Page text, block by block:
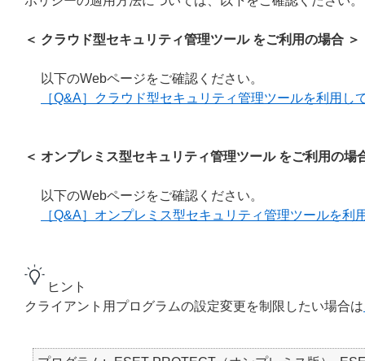
＜ クラウド型セキュリティ管理ツール をご利用の場合 ＞
以下のWebページをご確認ください。
［Q&A］クラウド型セキュリティ管理ツールを利用
＜ オンプレミス型セキュリティ管理ツール をご利用の場
以下のWebページをご確認ください。
［Q&A］オンプレミス型セキュリティ管理ツールを
ヒント
クライアント用プログラムの設定変更を制限したい場合は